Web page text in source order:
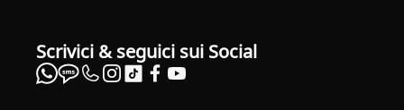
Scrivici & seguici sui Social